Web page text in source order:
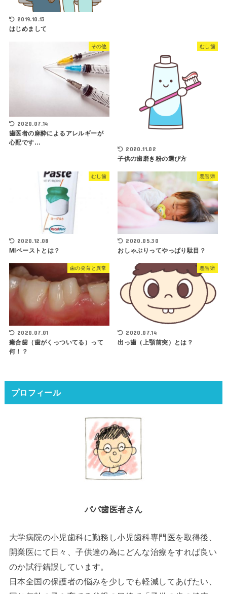
2019.10.13
はじめまして
その他
2020.07.14
歯医者の麻酔によるアレルギーが
心配です…
むし歯
2020.11.02
子供の歯磨き粉の選び方
むし歯
2020.12.08
MIペーストとは？
悪習癖
2020.05.30
おしゃぶりってやっぱり駄目？
歯の発育と異常
2020.07.01
癒合歯（歯がくっついてる）って
何！？
悪習癖
2020.07.14
出っ歯（上顎前突）とは？
プロフィール
パパ歯医者さん
大学病院の小児歯科に勤務し小児歯科専門医を取得後、
開業医にて日々、子供達の為にどんな治療をすれば良い
のか試行錯誤しています。
日本全国の保護者の悩みを少しでも軽減してあげたい、